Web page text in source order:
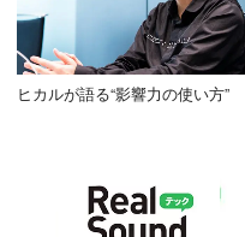
ヒカルが語る“影響力の使い方”